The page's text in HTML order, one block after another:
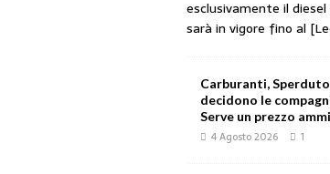
esclusivamente il
sarà in vigore fino al
Carburanti,
decidono le
Serve un prezzo
4 Agosto 2026 1